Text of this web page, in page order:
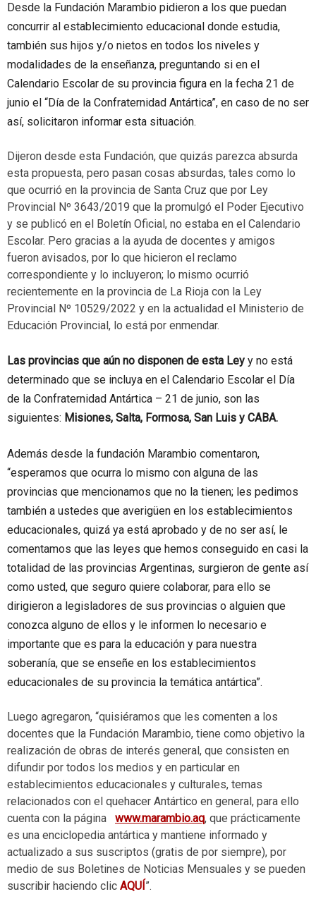
Desde la Fundación Marambio pidieron a los que puedan
concurrir al establecimiento educacional donde estudia,
también sus hijos y/o nietos en todos los niveles y
modalidades de la enseñanza, preguntando si en el
Calendario Escolar de su provincia figura en la fecha 21 de
junio el “Día de la Confraternidad Antártica”, en caso de no ser
así, solicitaron informar esta situación.
Dijeron desde esta Fundación, que quizás parezca absurda
esta propuesta, pero pasan cosas absurdas, tales como lo
que ocurrió en la provincia de Santa Cruz que por Ley
Provincial Nº 3643/2019 que la promulgó el Poder Ejecutivo
y se publicó en el Boletín Oficial, no estaba en el Calendario
Escolar. Pero gracias a la ayuda de docentes y amigos
fueron avisados, por lo que hicieron el reclamo
correspondiente y lo incluyeron; lo mismo ocurrió
recientemente en la provincia de La Rioja con la Ley
Provincial Nº 10529/2022 y en la actualidad el Ministerio de
Educación Provincial, lo está por enmendar.
Las provincias que aún no disponen de esta Ley y no está
determinado que se incluya en el Calendario Escolar el Día
de la Confraternidad Antártica – 21 de junio, son las
siguientes: Misiones, Salta, Formosa, San Luis y CABA.
Además desde la fundación Marambio comentaron,
“esperamos que ocurra lo mismo con alguna de las
provincias que mencionamos que no la tienen; les pedimos
también a ustedes que averigüen en los establecimientos
educacionales, quizá ya está aprobado y de no ser así, le
comentamos que las leyes que hemos conseguido en casi la
totalidad de las provincias Argentinas, surgieron de gente así
como usted, que seguro quiere colaborar, para ello se
dirigieron a legisladores de sus provincias o alguien que
conozca alguno de ellos y le informen lo necesario e
importante que es para la educación y para nuestra
soberanía, que se enseñe en los establecimientos
educacionales de su provincia la temática antártica”.
Luego agregaron, “quisiéramos que les comenten a los
docentes que la Fundación Marambio, tiene como objetivo la
realización de obras de interés general, que consisten en
difundir por todos los medios y en particular en
establecimientos educacionales y culturales, temas
relacionados con el quehacer Antártico en general, para ello
cuenta con la página www.marambio.aq, que prácticamente
es una enciclopedia antártica y mantiene informado y
actualizado a sus suscriptos (gratis de por siempre), por
medio de sus Boletines de Noticias Mensuales y se pueden
suscribir haciendo clic AQUÍ ”.